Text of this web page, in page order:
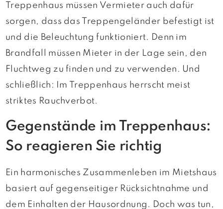
Treppenhaus müssen Vermieter auch dafür
sorgen, dass das Treppengeländer befestigt ist
und die Beleuchtung funktioniert. Denn im
Brandfall müssen Mieter in der Lage sein, den
Fluchtweg zu finden und zu verwenden. Und
schließlich: Im Treppenhaus herrscht meist
striktes Rauchverbot.
Gegenstände im Treppenhaus:
So reagieren Sie richtig
Ein harmonisches Zusammenleben im Mietshaus
basiert auf gegenseitiger Rücksichtnahme und
dem Einhalten der Hausordnung. Doch was tun,